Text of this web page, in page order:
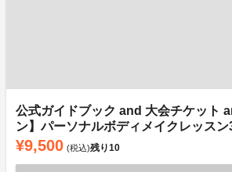
公式ガイドブック and 大会チケット
ン】パーソナルボディメイクレッスン
¥9,500 (税込)残り10